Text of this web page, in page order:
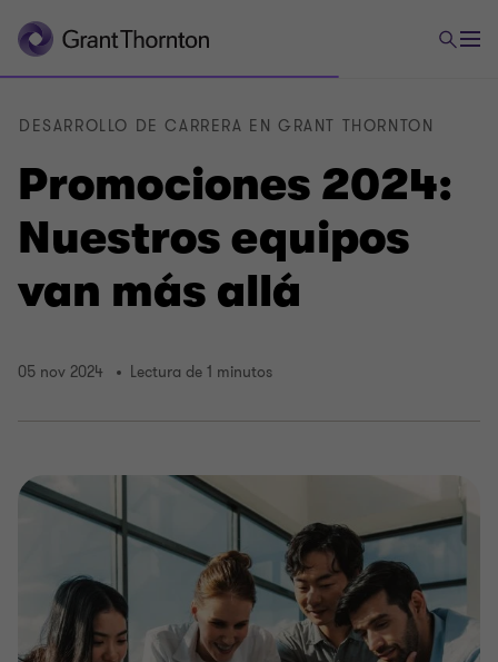
Promociones 2024:
Nuestros equipos
van más allá
DESARROLLO DE CARRERA EN GRANT THORNTON
05 nov 2024 Lectura de 1 minutos